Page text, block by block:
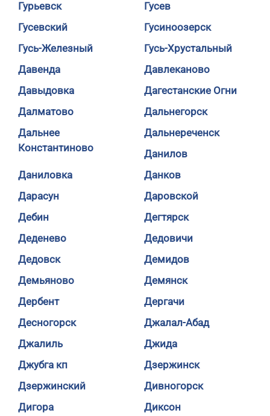
Гурьевск
Гусев
Гусевский
Гусиноозерск
Гусь-Железный
Гусь-Хрустальный
Давенда
Давлеканово
Давыдовка
Дагестанские Огни
Далматово
Дальнегорск
Дальнее
Константиново
Дальнереченск
Данилов
Даниловка
Данков
Дарасун
Даровской
Дебин
Дегтярск
Деденево
Дедовичи
Дедовск
Демидов
Демьяново
Демянск
Дербент
Дергачи
Десногорск
Джалал-Абад
Джалиль
Джида
Джубга кп
Дзержинск
Дзержинский
Дивногорск
Дигора
Диксон